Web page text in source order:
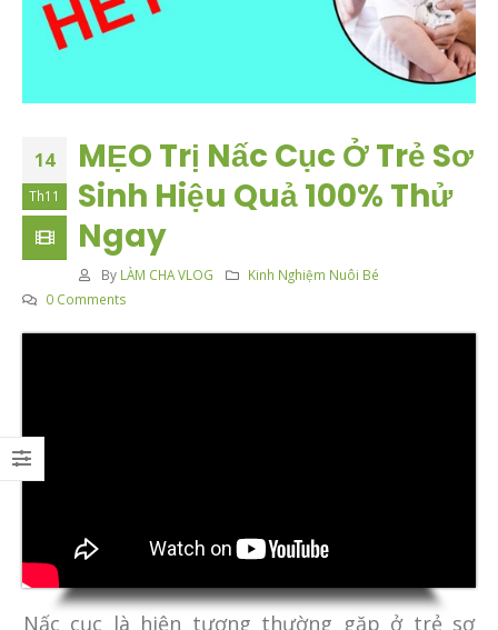
14
Th11
MẸO Trị Nấc Cục Ở Trẻ Sơ
Sinh Hiệu Quả 100% Thử
Ngay
By LÀM CHA VLOG
Kinh Nghiệm Nuôi Bé
0 Comments
Nấc cục là hiện tượng thường gặp ở trẻ sơ